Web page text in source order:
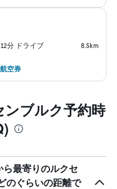
12分 ドライブ 8.5km
空券
ブルク予約時
最寄りのルクセ
のぐらいの距離で